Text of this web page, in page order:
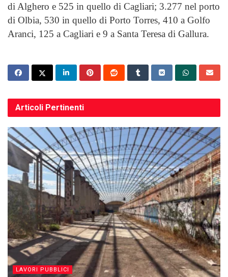
di Alghero e 525 in quello di Cagliari; 3.277 nel porto
di Olbia, 530 in quello di Porto Torres, 410 a Golfo
Aranci, 125 a Cagliari e 9 a Santa Teresa di Gallura.
Articoli Pertinenti
LAVORI PUBBLICI